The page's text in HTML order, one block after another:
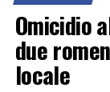
Omicidio
due
locale